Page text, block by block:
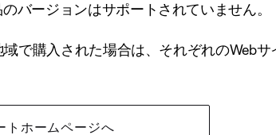
バージョンはサポートされていません。
で購入された場合は、それぞれのWeb
トホームページへ